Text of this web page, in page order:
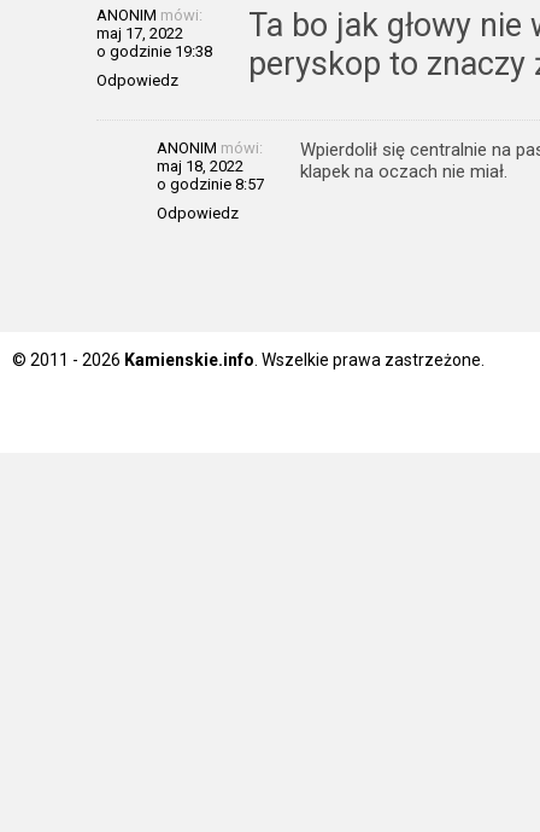
ANONIM mówi:
maj 17, 2022
o godzinie 19:38
Odpowiedz
Ta bo jak głowy nie
peryskop to znaczy
ANONIM mówi:
maj 18, 2022
o godzinie 8:57
Odpowiedz
Wpierdolił się centralnie na
klapek na oczach nie miał.
© 2011 - 2026 Kamienskie.info. Wszelkie prawa zastrzeżone.